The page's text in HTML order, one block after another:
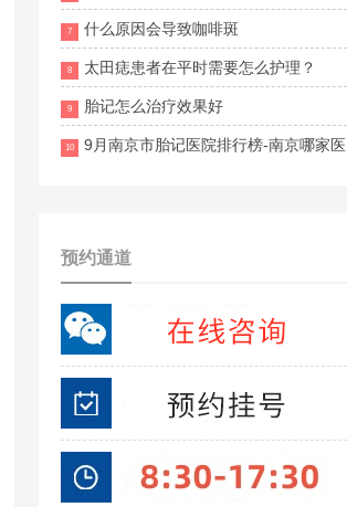
7 什么原因会导致咖啡斑
8 太田痣患者在平时需要怎么护理？
9 胎记怎么治疗效果好
10 9月南京市胎记医院排行榜-南京哪家医院做胎记好?
预约通道